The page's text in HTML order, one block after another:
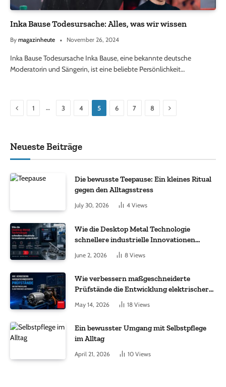
Inka Bause Todesursache: Alles, was wir wissen
By magazinheute November 26, 2024
Inka Bause Todesursache Inka Bause, eine bekannte deutsche
Moderatorin und Sängerin, ist eine beliebte Persönlichkeit…
Previous
1 … 3 4 5 6 7 8 Next
Neueste Beiträge
Die bewusste Teepause: Ein kleines Ritual
gegen den Alltagsstress
July 30, 2026 4 Views
Wie die Desktop Metal Technologie
schnellere industrielle Innovationen
June 2, 2026 8 Views
Wie verbessern maßgeschneiderte
Prüfstände die Entwicklung elektrischer
May 14, 2026 18 Views
Ein bewusster Umgang mit Selbstpflege
im Alltag
April 21, 2026 10 Views